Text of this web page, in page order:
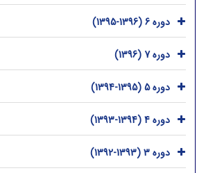
دوره 6 (1396-1395)
دوره 7 (1396)
دوره 5 (1395-1394)
دوره 4 (1394-1393)
دوره 3 (1393-1392)